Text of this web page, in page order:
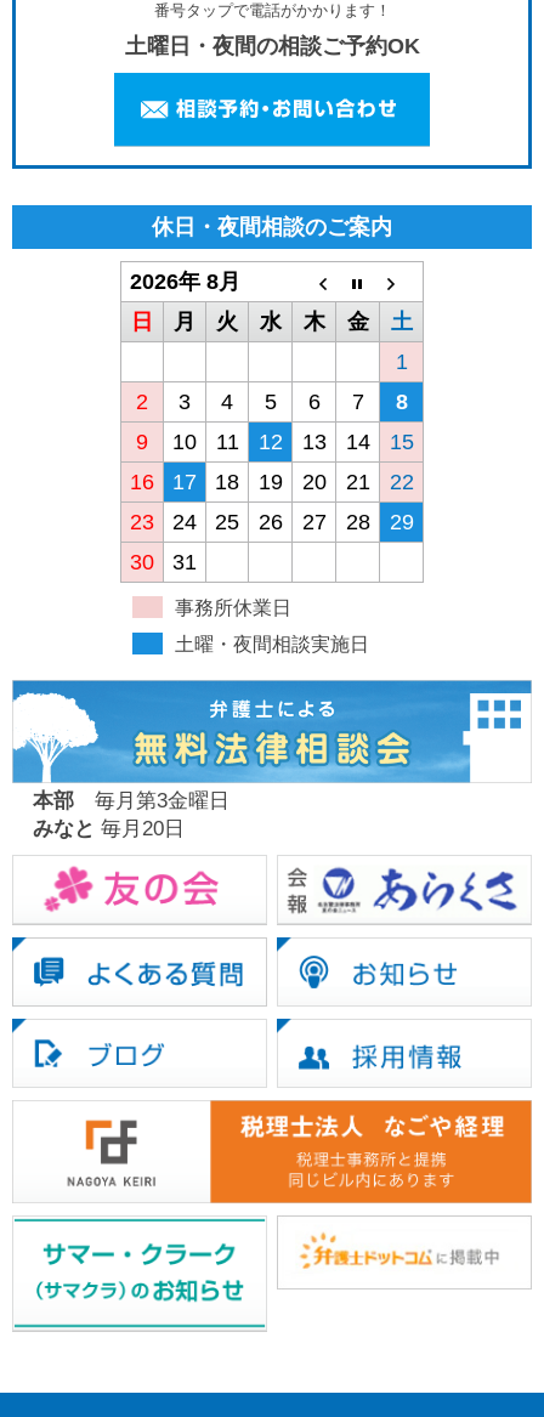
番号タップで電話がかかります！
土曜日・夜間の相談ご予約OK
休日・夜間相談のご案内
2026年 8月
日
月 火 水 木 金
土
1
2
3 4 5 6 7
8
9
10 11 12 13 14
15
16
17 18 19 20 21
22
23
24 25 26 27 28
29
30
31
事務所休業日
土曜・夜間相談実施日
本部毎月第3金曜日
みなと 毎月20日